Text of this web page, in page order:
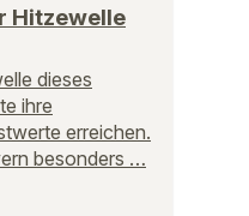
Hitzewelle
dieses
ihre
erreichen.
besonders …